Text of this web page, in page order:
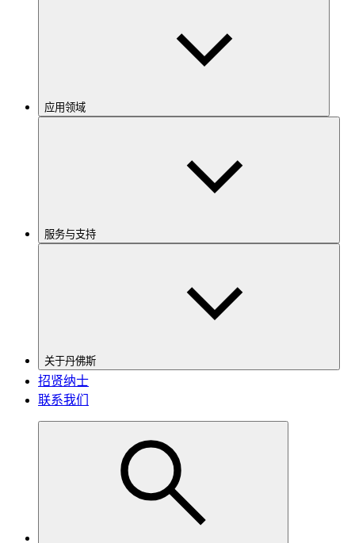
应用领域
服务与支持
关于丹佛斯
招贤纳士
联系我们